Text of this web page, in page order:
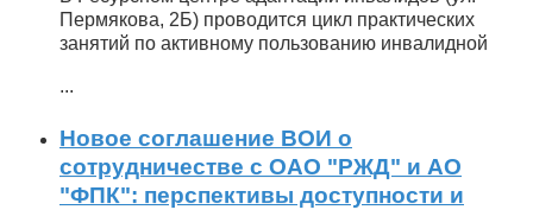
Пермякова, 2Б) проводится цикл практических
занятий по активному пользованию инвалидной
...
Новое соглашение ВОИ о
сотрудничестве с ОАО "РЖД" и АО
"ФПК": перспективы доступности и